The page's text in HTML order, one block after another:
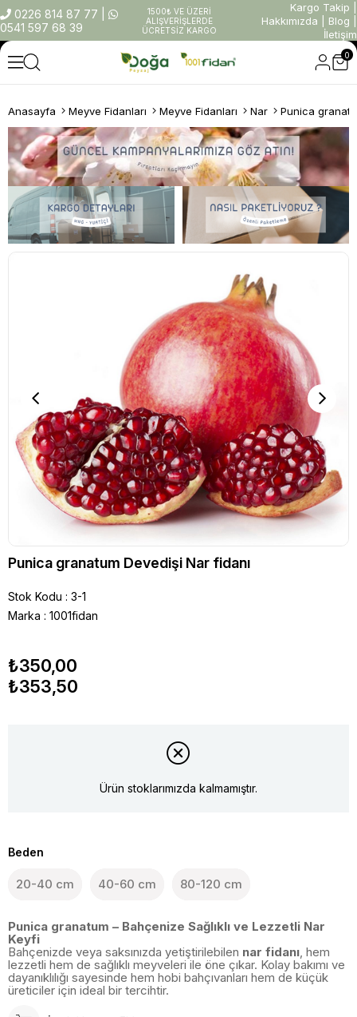
0226 814 87 77
0541 597 68 39
1500₺ VE ÜZERİ
ALIŞVERİŞLERDE
ÜCRETSİZ KARGO
Kargo Takip
Hakkımızda
Blog
İletişim
0
Anasayfa Meyve Fidanları Meyve Fidanları Nar Punica
Punica granatum Devedişi Nar fidanı
Stok Kodu
3-1
Marka : 1001fidan
₺350,00
₺353,50
Ürün stoklarımızda kalmamıştır.
Beden
20-40 cm 40-60 cm 80-120 cm
Punica granatum – Bahçenize Sağlıklı ve Lezzetli Nar
Keyfi
Bahçenizde veya saksınızda yetiştirilebilen nar fidanı , hem
lezzetli hem de sağlıklı meyveleri ile öne çıkar. Kolay bakımı ve
dayanıklılığı sayesinde hem hobi bahçıvanları hem de küçük
üreticiler için ideal bir tercihtir.